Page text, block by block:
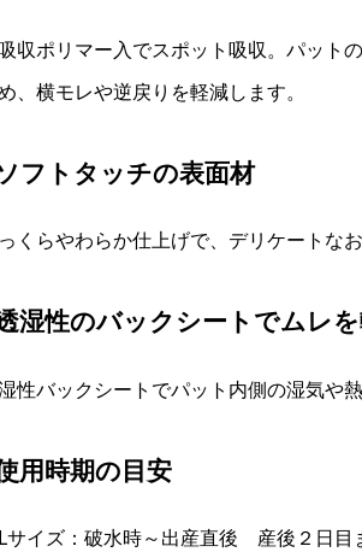
収ポリマー入でスポット吸収。パット
、横モレや逆戻りを軽減します。
フトタッチの表面材
くらやわらか仕上げで、デリケートな
湿性のバックシートでムレ
性バックシートでパット内側の湿気や
用時期の目安
サイズ：破水時～出産直後 産後２日目